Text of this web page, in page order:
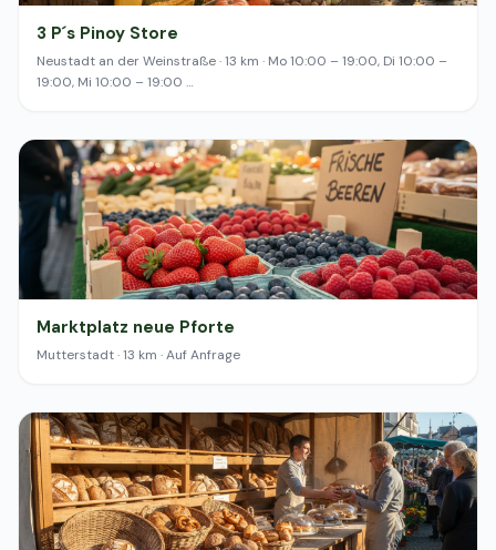
3 P´s Pinoy Store
Neustadt an der Weinstraße · 13 km · Mo 10:00 – 19:00, Di 10:00 –
19:00, Mi 10:00 – 19:00 …
Marktplatz neue Pforte
Mutterstadt · 13 km · Auf Anfrage